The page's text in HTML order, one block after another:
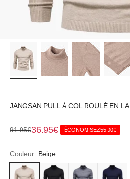
JANGSAN PULL À COL ROULÉ EN
Prix normal
91.95€Prix de vente
36.95€ ÉCONOMISEZ55.00€
Couleur :Beige
Beige
Noir Gris Marine